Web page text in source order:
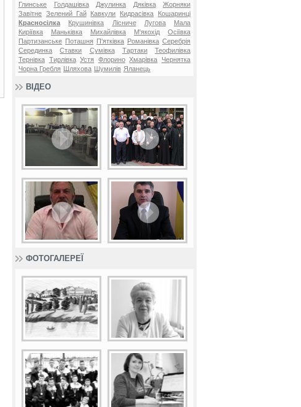
Глинське
Голдашівка Джулинка Дяківка
Жорняки
Завітне Зелений Гай Кавкули Кидрасівка
Кошаринці
Красносілка
Крушинівка Лісниче Лугова
Мала
Киріївка
Маньківка Михайлівка М'якохід
Осіївка
Партизанське Поташня П'ятківка Романівка Серебрія
Серединка
Ставки Сумівка Тартаки
Теофилівка
Тернівка Тирлівка Устя Флорино Хмарівка
Чернятка
Чорна Гребля Шляхова Шумилів Яланець
ВІДЕО
ФОТОГАЛЕРЕЇ